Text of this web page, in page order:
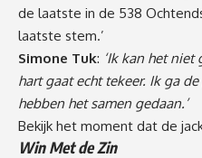
de laatste in de 538
laatste stem.’
Simone Tuk: ‘Ik kan het
hart gaat echt tekeer. Ik ga
hebben het samen gedaan.’
Bekijk het moment dat de
Win Met de Zin